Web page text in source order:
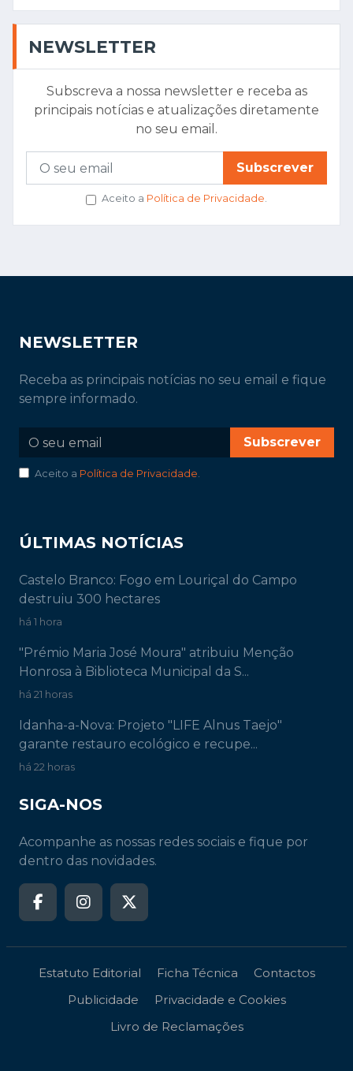
NEWSLETTER
Subscreva a nossa newsletter e receba as
principais notícias e atualizações diretamente
no seu email.
Subscrever
Aceito a Política de Privacidade.
NEWSLETTER
Receba as principais notícias no seu email e fique
sempre informado.
Subscrever
Aceito a Política de Privacidade.
ÚLTIMAS NOTÍCIAS
Castelo Branco: Fogo em Louriçal do Campo
destruiu 300 hectares
há 1 hora
"Prémio Maria José Moura" atribuiu Menção
Honrosa à Biblioteca Municipal da S...
há 21 horas
Idanha-a-Nova: Projeto "LIFE Alnus Taejo"
garante restauro ecológico e recupe...
há 22 horas
SIGA-NOS
Acompanhe as nossas redes sociais e fique por
dentro das novidades.
Estatuto Editorial Ficha Técnica
Contactos
Publicidade
Privacidade e Cookies
Livro de Reclamações